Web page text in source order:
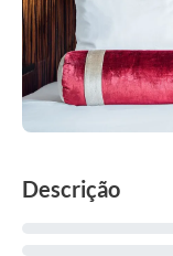
Descrição